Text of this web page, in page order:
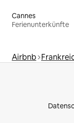
Cannes
Ferienunterkünfte
Airbnb